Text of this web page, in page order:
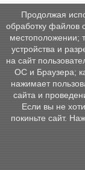
Продолжая
обработку файлов
местоположении;
устройства и
на сайт
ОС и Браузера;
нажимает
сайта и
Если вы не
покиньте сайт.